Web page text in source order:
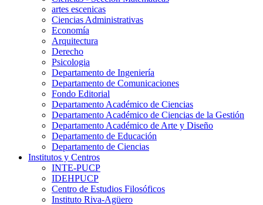
artes escenicas
Ciencias Administrativas
Economía
Arquitectura
Derecho
Psicologia
Departamento de Ingeniería
Departamento de Comunicaciones
Fondo Editorial
Departamento Académico de Ciencias
Departamento Académico de Ciencias de la Gestión
Departamento Académico de Arte y Diseño
Departamento de Educación
Departamento de Ciencias
Institutos y Centros
INTE-PUCP
IDEHPUCP
Centro de Estudios Filosóficos
Instituto Riva-Agüero